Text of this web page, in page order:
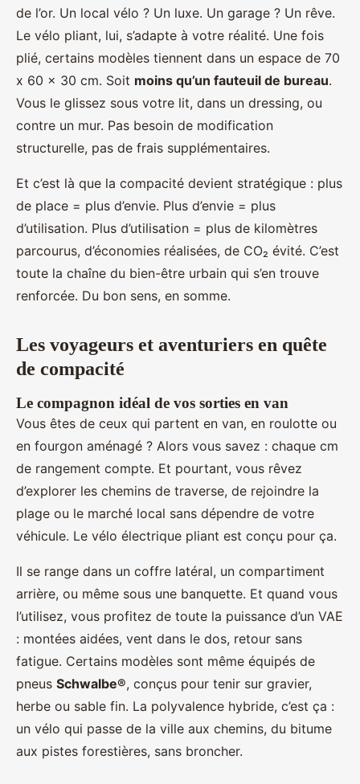
de l’or. Un local vélo ? Un luxe. Un garage ? Un rêve.
Le vélo pliant, lui, s’adapte à votre réalité. Une fois
plié, certains modèles tiennent dans un espace de 70
x 60 x 30 cm. Soit moins qu’un fauteuil de bureau.
Vous le glissez sous votre lit, dans un dressing, ou
contre un mur. Pas besoin de modification
structurelle, pas de frais supplémentaires.
Et c’est là que la compacité devient stratégique : plus
de place = plus d’envie. Plus d’envie = plus
d’utilisation. Plus d’utilisation = plus de kilomètres
parcourus, d’économies réalisées, de CO₂ évité. C’est
toute la chaîne du bien-être urbain qui s’en trouve
renforcée. Du bon sens, en somme.
Les voyageurs et aventuriers en quête
de compacité
Le compagnon idéal de vos sorties en van
Vous êtes de ceux qui partent en van, en roulotte ou
en fourgon aménagé ? Alors vous savez : chaque cm
de rangement compte. Et pourtant, vous rêvez
d’explorer les chemins de traverse, de rejoindre la
plage ou le marché local sans dépendre de votre
véhicule. Le vélo électrique pliant est conçu pour ça.
Il se range dans un coffre latéral, un compartiment
arrière, ou même sous une banquette. Et quand vous
l’utilisez, vous profitez de toute la puissance d’un VAE
: montées aidées, vent dans le dos, retour sans
fatigue. Certains modèles sont même équipés de
pneus Schwalbe®, conçus pour tenir sur gravier,
herbe ou sable fin. La polyvalence hybride, c’est ça :
un vélo qui passe de la ville aux chemins, du bitume
aux pistes forestières, sans broncher.